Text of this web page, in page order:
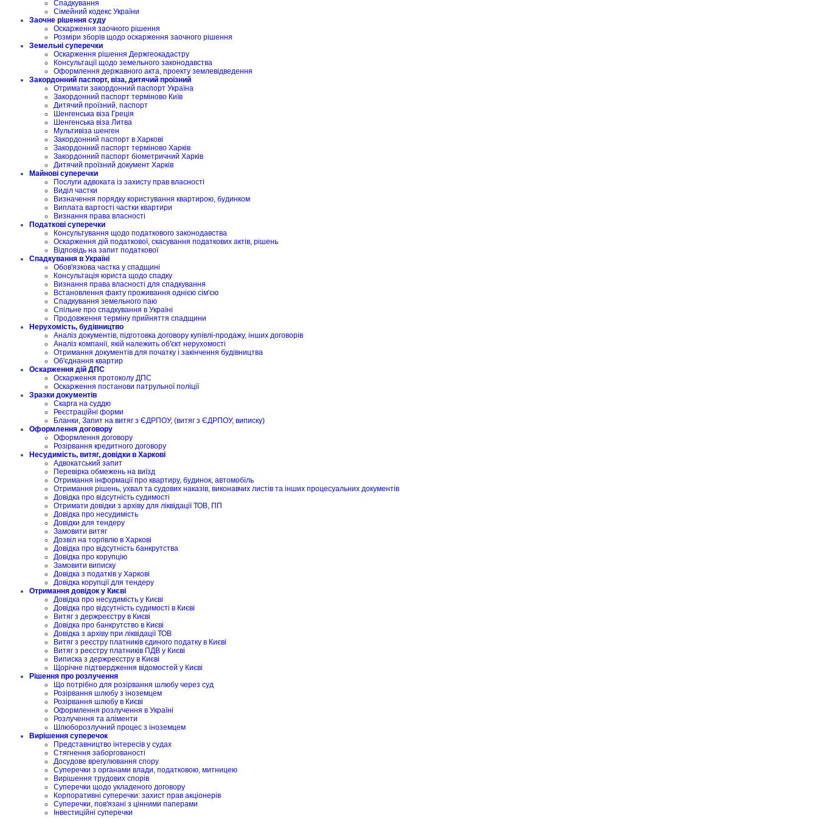
Спадкування
Сімейний кодекс України
Заочне рішення суду
Оскарження заочного рішення
Розміри зборів щодо оскарження заочного рішення
Земельні суперечки
Оскарження рішення Держгеокадастру
Консультації щодо земельного законодавства
Оформлення державного акта, проекту землевідведення
Закордонний паспорт, віза, дитячий проїзний
Отримати закордонний паспорт Україна
Закордонний паспорт терміново Київ
Дитячий проїзний, паспорт
Шенгенська віза Греція
Шенгенська віза Литва
Мультивіза шенген
Закордонний паспорт в Харкові
Закордонний паспорт терміново Харків
Закордонний паспорт біометричний Харків
Дитячий проїзний документ Харків
Майнові суперечки
Послуги адвоката із захисту прав власності
Виділ частки
Визначення порядку користування квартирою, будинком
Виплата вартості частки квартири
Визнання права власності
Податкові суперечки
Консультування щодо податкового законодавства
Оскарження дій податкової, скасування податкових актів, рішень
Відповідь на запит податкової
Спадкування в Україні
Обов'язкова частка у спадщині
Консультація юриста щодо спадку
Визнання права власності для спадкування
Встановлення факту проживання однією сім'єю
Спадкування земельного паю
Спільне про спадкування в Україні
Продовження терміну прийняття спадщини
Нерухомість, будівництво
Аналіз документів, підготовка договору купівлі-продажу, інших договорів
Аналіз компанії, якій належить об'єкт нерухомості
Отримання документів для початку і закінчення будівництва
Об'єднання квартир
Оскарження дій ДПС
Оскарження протоколу ДПС
Оскарження постанови патрульної поліції
Зразки документів
Скарга на суддю
Реєстраційні форми
Бланки, Запит на витяг з ЄДРПОУ, (витяг з ЄДРПОУ, виписку)
Оформлення договору
Оформлення договору
Розірвання кредитного договору
Несудимість, витяг, довідки в Харкові
Адвокатський запит
Перевірка обмежень на виїзд
Отримання інформації про квартиру, будинок, автомобіль
Отримання рішень, ухвал та судових наказів, виконавчих листів та інших процесуальних документів
Довідка про відсутність судимості
Отримати довідки з архіву для ліквідації ТОВ, ПП
Довідка про несудимість
Довідки для тендеру
Замовити витяг
Дозвіл на торгівлю в Харкові
Довідка про відсутність банкрутства
Довідка про корупцію
Замовити виписку
Довідка з податків у Харкові
Довідка корупції для тендеру
Отримання довідок у Києві
Довідка про несудимість у Києві
Довідка про відсутність судимості в Києві
Витяг з держреєстру в Києві
Довідка про банкрутство в Києві
Довідка з архіву при ліквідації ТОВ
Витяг з реєстру платників єдиного податку в Києві
Витяг з реєстру платників ПДВ у Києві
Виписка з держреєстру в Києві
Щорічне підтвердження відомостей у Києві
Рішення про розлучення
Що потрібно для розірвання шлюбу через суд
Розірвання шлюбу з іноземцем
Розірвання шлюбу в Києві
Оформлення розлучення в Україні
Розлучення та аліменти
Шлюборозлучний процес з іноземцем
Вирішення суперечок
Представництво інтересів у судах
Стягнення заборгованості
Досудове врегулювання спору
Суперечки з органами влади, податковою, митницею
Вирішення трудових спорів
Суперечки щодо укладеного договору
Корпоративні суперечки: захист прав акціонерів
Суперечки, пов'язані з цінними паперами
Інвестиційні суперечки